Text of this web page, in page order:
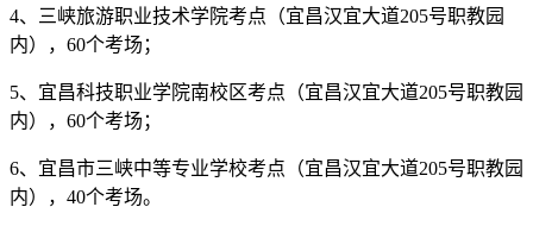
4、三峡旅游职业技术学院考点（宜昌汉宜大道205号职教园
内），60个考场；
5、宜昌科技职业学院南校区考点（宜昌汉宜大道205号职教园
内），60个考场；
6、宜昌市三峡中等专业学校考点（宜昌汉宜大道205号职教园
内），40个考场。